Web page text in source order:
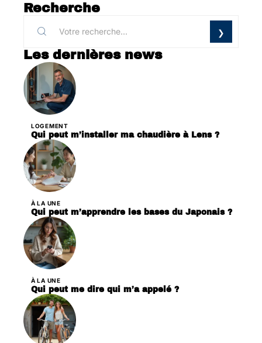
Recherche
Les dernières news
LOGEMENT
Qui peut m’installer ma chaudière à Lens ?
À LA UNE
Qui peut m’apprendre les bases du Japonais ?
À LA UNE
Qui peut me dire qui m’a appelé ?